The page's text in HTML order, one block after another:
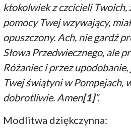
ktokolwiek z czcicieli Twoich,
pomocy Twej wzywający,
opuszczony. Ach, nie gardź
Słowa Przedwiecznego, ale
Różaniec i przez
Twej świątyni w Pompejach,
dobrotliwie. Amen[1]”.
Modlitwa dziękczynna: